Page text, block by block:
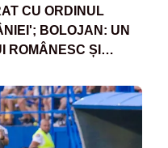
CU ORDINUL
BOLOJAN: UN
ROMÂNESC ȘI